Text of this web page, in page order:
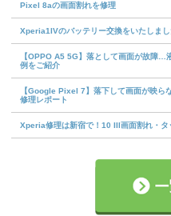
Pixel 8aの画面割れを修理
Xperia1IVのバッテリー交換をいたしまし
【OPPO A5 5G】落として画面が故障…
例をご紹介
【Google Pixel 7】落下して画面が映ら
修理レポート
Xperia修理は新宿で！10 III画面割れ・タ